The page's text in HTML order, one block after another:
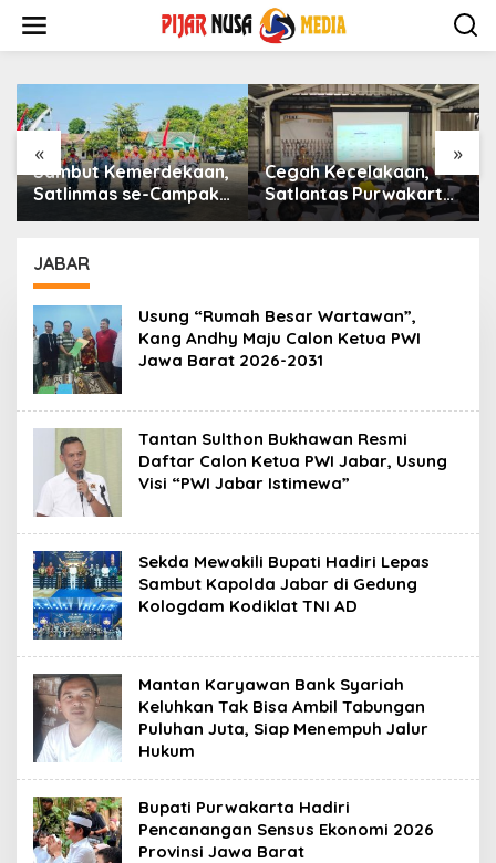
content
« »
Sambut Kemerdekaan,
Satlinmas se-Campaka
Gelar Lomba
Berbaris
Cegah Kecelakaan,
Satlantas Purwakarta
Gencar Sosialisasi di
JABAR
Usung “Rumah Besar Wartawan”,
Kang Andhy Maju Calon Ketua PWI
Jawa Barat 2026-2031
Tantan Sulthon Bukhawan Resmi
Daftar Calon Ketua PWI Jabar, Usung
Visi “PWI Jabar Istimewa”
Sekda Mewakili Bupati Hadiri Lepas
Sambut Kapolda Jabar di Gedung
Kologdam Kodiklat TNI AD
Mantan Karyawan Bank Syariah
Keluhkan Tak Bisa Ambil Tabungan
Puluhan Juta, Siap Menempuh Jalur
Hukum
Bupati Purwakarta Hadiri
Pencanangan Sensus Ekonomi 2026
Provinsi Jawa Barat